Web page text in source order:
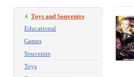
Toys and Souvenirs
Educational
Games
Souvenirs
Toys